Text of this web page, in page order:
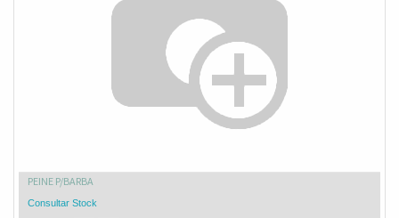
PEINE P/BARBA
Consultar Stock